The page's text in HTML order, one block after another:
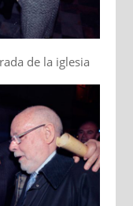
de la iglesia